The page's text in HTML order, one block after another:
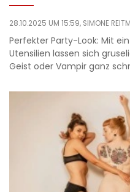
28.10.2025 UM 15:59, SIMONE
Perfekter Party-Look: Mit
Utensilien lassen sich
Geist oder Vampir ganz